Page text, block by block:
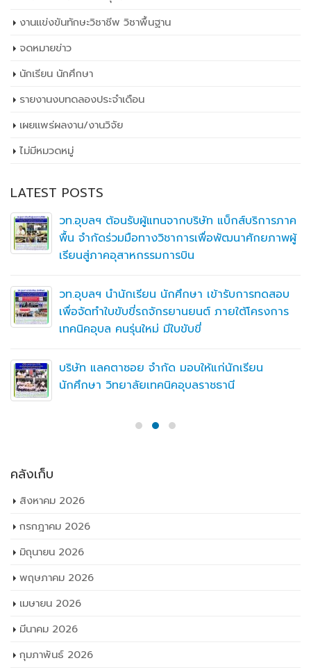
งานแข่งขันทักษะวิชาชีพ วิชาพื้นฐาน
จดหมายข่าว
นักเรียน นักศึกษา
รายงานงบทดลองประจำเดือน
เผยเเพร่ผลงาน/งานวิจัย
ไม่มีหมวดหมู่
LATEST POSTS
วท.อุบลฯ ต้อนรับผู้แทนจากบริษัท แบ็กส์บริการภาค
พื้น จำกัดร่วมมือทางวิชาการเพื่อพัฒนาศักยภาพผู้
เรียนสู่ภาคอุสาหกรรมการบิน
วท.อุบลฯ นำนักเรียน นักศึกษา เข้ารับการทดสอบ
เพื่อจัดทำใบขับขี่รถจักรยานยนต์ ภายใต้โครงการ
เทคนิคอุบล คนรุ่นใหม่ มีใบขับขี่
บริษัท แลคตาซอย จำกัด มอบให้แก่นักเรียน
นักศึกษา วิทยาลัยเทคนิคอุบลราชธานี
คลังเก็บ
สิงหาคม 2026
กรกฎาคม 2026
มิถุนายน 2026
พฤษภาคม 2026
เมษายน 2026
มีนาคม 2026
กุมภาพันธ์ 2026